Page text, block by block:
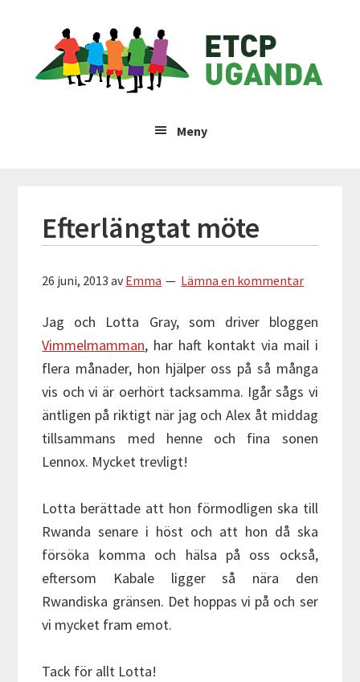
huvudnavigering
huvudinnehåll
primära
ETCP
Uganda
Meny
Efterlängtat möte
26 juni, 2013 avEmma Lämna en kommentar
Jag och Lotta Gray, som driver bloggen
Vimmelmamman, har haft kontakt via mail i
flera månader, hon hjälper oss på så många
vis och vi är oerhört tacksamma. Igår sågs vi
äntligen på riktigt när jag och Alex åt middag
tillsammans med henne och fina sonen
Lennox. Mycket trevligt!
Lotta berättade att hon förmodligen ska till
Rwanda senare i höst och att hon då ska
försöka komma och hälsa på oss också,
eftersom Kabale ligger så nära den
Rwandiska gränsen. Det hoppas vi på och ser
vi mycket fram emot.
Tack för allt Lotta!